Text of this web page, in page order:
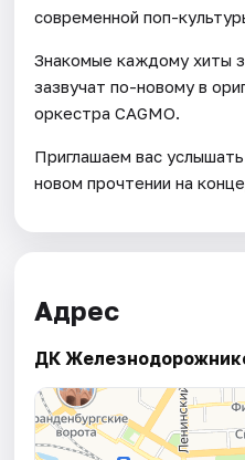
современной поп-
Знакомые каждому хиты
зазвучат по-новому в
оркестра CAGMO.
Приглашаем вас
новом прочтении на
Адрес
ДК